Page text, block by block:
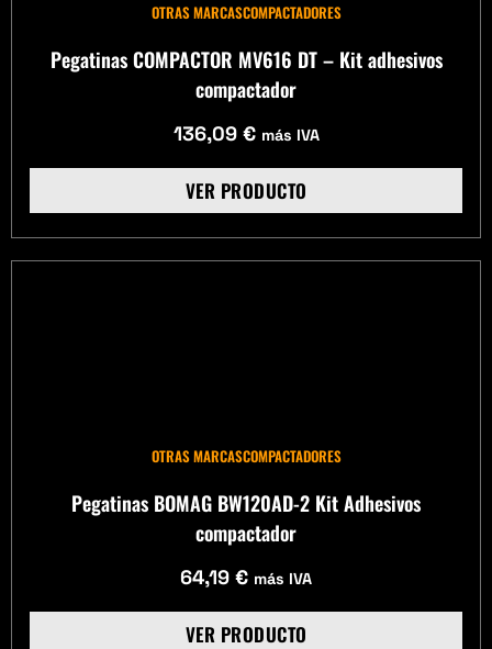
OTRAS MARCASCOMPACTADORES
Pegatinas COMPACTOR MV616 DT – Kit adhesivos
compactador
136,09 € más IVA
VER PRODUCTO
OTRAS MARCASCOMPACTADORES
Pegatinas BOMAG BW120AD-2 Kit Adhesivos
compactador
64,19 € más IVA
VER PRODUCTO